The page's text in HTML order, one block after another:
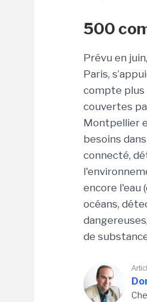
500
Prévu en
Paris,
compte plus
couvertes
Montpellier
besoins
connecté,
encore l'eau
océans,
de